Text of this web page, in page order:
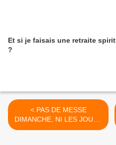
Et si je faisais une retraite
?
< PAS DE MESSE
DIMANCHE, NI LES JOURS
SUIVANTS JUSQU'A